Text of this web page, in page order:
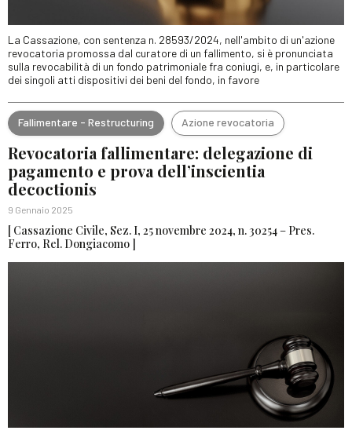
La Cassazione, con sentenza n. 28593/2024, nell'ambito di un'azione
revocatoria promossa dal curatore di un fallimento, si è pronunciata
sulla revocabilità di un fondo patrimoniale fra coniugi, e, in particolare
dei singoli atti dispositivi dei beni del fondo, in favore
Fallimentare - Restructuring Azione revocatoria
Revocatoria fallimentare: delegazione di
pagamento e prova dell’inscientia
decoctionis
9 Gennaio 2025
[ Cassazione Civile, Sez. I, 25 novembre 2024, n. 30254 – Pres.
Ferro, Rel. Dongiacomo ]